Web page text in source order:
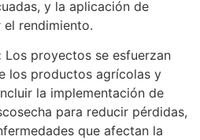
y la aplicación de
rendimiento.
Los proyectos se esfuerzan
los productos agrícolas y
la implementación de
para reducir pérdidas,
que afectan la